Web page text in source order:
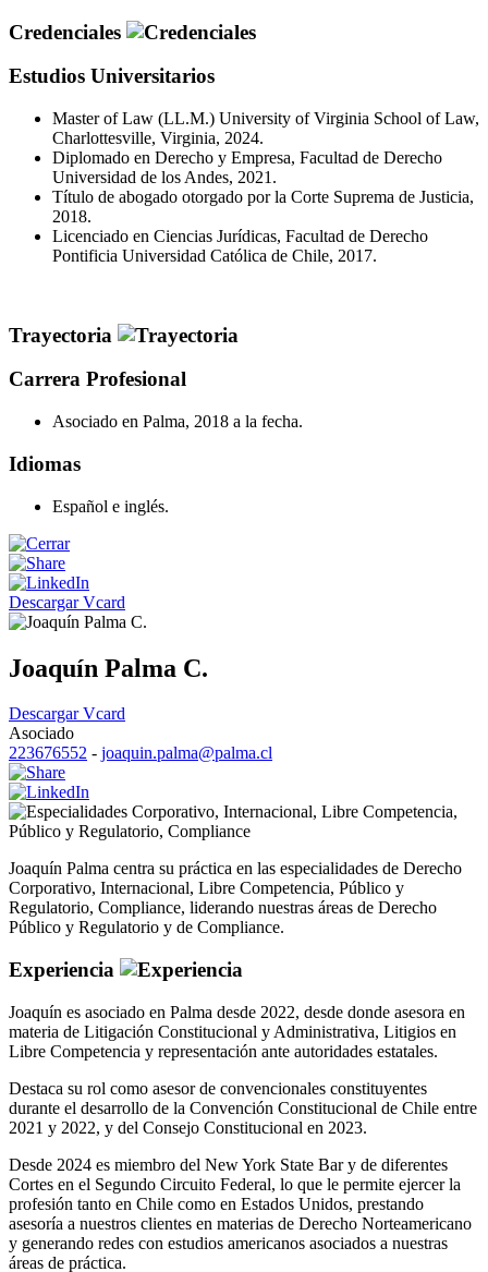
Credenciales
Estudios Universitarios
Master of Law (LL.M.) University of Virginia School of Law,
Charlottesville, Virginia, 2024.
Diplomado en Derecho y Empresa, Facultad de Derecho
Universidad de los Andes, 2021.
Título de abogado otorgado por la Corte Suprema de Justicia,
2018.
Licenciado en Ciencias Jurídicas, Facultad de Derecho
Pontificia Universidad Católica de Chile, 2017.
Trayectoria
Carrera Profesional
Asociado en Palma, 2018 a la fecha.
Idiomas
Español e inglés.
Descargar Vcard
Joaquín Palma C.
Descargar Vcard
Asociado
223676552 - joaquin.palma@palma.cl
Corporativo, Internacional, Libre Competencia,
Público y Regulatorio, Compliance
Joaquín Palma centra su práctica en las especialidades de Derecho
Corporativo, Internacional, Libre Competencia, Público y
Regulatorio, Compliance, liderando nuestras áreas de Derecho
Público y Regulatorio y de Compliance.
Experiencia
Joaquín es asociado en Palma desde 2022, desde donde asesora en
materia de Litigación Constitucional y Administrativa, Litigios en
Libre Competencia y representación ante autoridades estatales.
Destaca su rol como asesor de convencionales constituyentes
durante el desarrollo de la Convención Constitucional de Chile entre
2021 y 2022, y del Consejo Constitucional en 2023.
Desde 2024 es miembro del New York State Bar y de diferentes
Cortes en el Segundo Circuito Federal, lo que le permite ejercer la
profesión tanto en Chile como en Estados Unidos, prestando
asesoría a nuestros clientes en materias de Derecho Norteamericano
y generando redes con estudios americanos asociados a nuestras
áreas de práctica.